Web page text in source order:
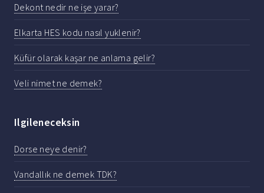
Dekont nedir ne işe yarar?
Elkarta HES kodu nasıl yuklenir?
Küfür olarak kaşar ne anlama gelir?
Veli nimet ne demek?
Ilgileneceksin
Dorse neye denir?
Vandallık ne demek TDK?